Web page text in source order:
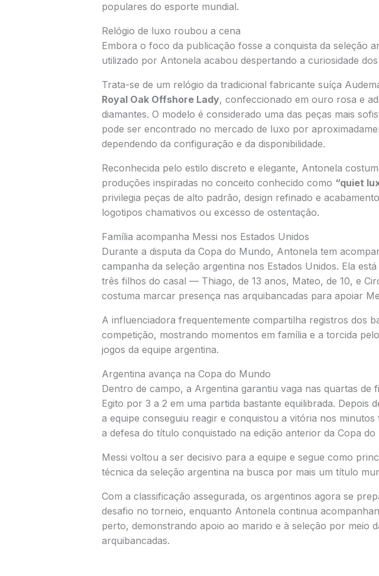
populares do esporte mundial.
Relógio de luxo roubou a cena
Embora o foco da publicação fosse a conquista da seleção
utilizado por Antonela acabou despertando a curiosidade
Trata-se de um relógio da tradicional fabricante suíça
Royal Oak Offshore Lady, confeccionado em ouro rosa e
diamantes. O modelo é considerado uma das peças mais
pode ser encontrado no mercado de luxo por
dependendo da configuração e da disponibilidade.
Reconhecida pelo estilo discreto e elegante, Antonela
produções inspiradas no conceito conhecido como “quiet
privilegia peças de alto padrão, design refinado e
logotipos chamativos ou excesso de ostentação.
Família acompanha Messi nos Estados Unidos
Durante a disputa da Copa do Mundo, Antonela tem
campanha da seleção argentina nos Estados Unidos. Ela
três filhos do casal — Thiago, de 13 anos, Mateo, de 10, e
costuma marcar presença nas arquibancadas para apoiar
A influenciadora frequentemente compartilha registros dos
competição, mostrando momentos em família e a torcida
jogos da equipe argentina.
Argentina avança na Copa do Mundo
Dentro de campo, a Argentina garantiu vaga nas quartas de
Egito por 3 a 2 em uma partida bastante equilibrada. Depois
a equipe conseguiu reagir e conquistou a vitória nos minutos
a defesa do título conquistado na edição anterior da Copa do
Messi voltou a ser decisivo para a equipe e segue como
técnica da seleção argentina na busca por mais um título
Com a classificação assegurada, os argentinos agora se
desafio no torneio, enquanto Antonela continua
perto, demonstrando apoio ao marido e à seleção por meio
arquibancadas.